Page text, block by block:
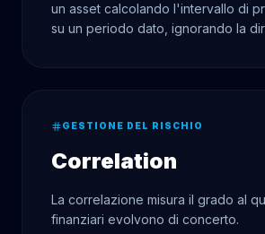
un asset calcolando l'intervallo di
su un periodo dato, ignorando la
GESTIONE DEL RISCHIO
Correlation
La correlazione misura il grado al
finanziari evolvono di concerto.